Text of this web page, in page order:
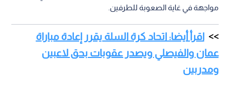
مواجهة في غاية الصعوبة للطرفين.
اقرأ أيضا: اتحاد كرة السلة يقرر إعادة مباراة
عمان والفيصلي ويصدر عقوبات بحق لاعبين
ومدربين